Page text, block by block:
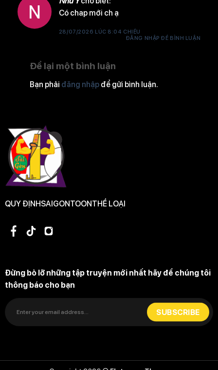
Tập 17 2 coins / 1 thẻ
Tập 16
Tập 15
Tập 14
Tập 13
Tập 12
Có chap mới ch ạ
28/07/2026 LÚC 8:04 CHIỀU
ĐĂNG NHẬP ĐỂ BÌNH LUẬN
Để lại một bình luận
Bạn phải đăng nhậpđể gửi bình luận.
QUY ĐỊNHSAIGONTOONTHỂ LOẠI
Đừng bỏ lỡ những tập truyện mới nhất hãy để chúng tôi
thông báo cho bạn